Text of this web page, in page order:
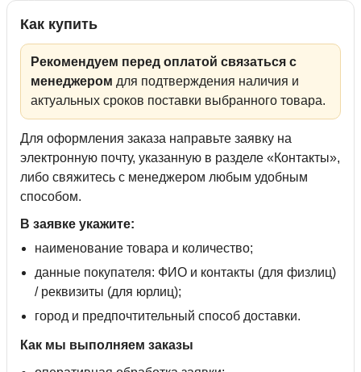
Как купить
Рекомендуем перед оплатой связаться с
менеджером для подтверждения наличия и
актуальных сроков поставки выбранного товара.
Для оформления заказа направьте заявку на
электронную почту, указанную в разделе «Контакты»,
либо свяжитесь с менеджером любым удобным
способом.
В заявке укажите:
наименование товара и количество;
данные покупателя: ФИО и контакты (для физлиц)
/ реквизиты (для юрлиц);
город и предпочтительный способ доставки.
Как мы выполняем заказы